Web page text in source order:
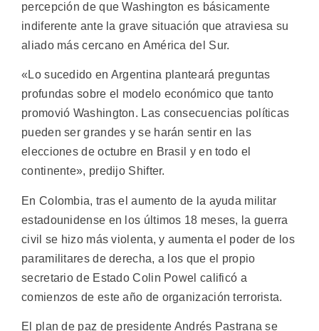
percepción de que Washington es básicamente
indiferente ante la grave situación que atraviesa su
aliado más cercano en América del Sur.
«Lo sucedido en Argentina planteará preguntas
profundas sobre el modelo económico que tanto
promovió Washington. Las consecuencias políticas
pueden ser grandes y se harán sentir en las
elecciones de octubre en Brasil y en todo el
continente», predijo Shifter.
En Colombia, tras el aumento de la ayuda militar
estadounidense en los últimos 18 meses, la guerra
civil se hizo más violenta, y aumenta el poder de los
paramilitares de derecha, a los que el propio
secretario de Estado Colin Powel calificó a
comienzos de este año de organización terrorista.
El plan de paz de presidente Andrés Pastrana se